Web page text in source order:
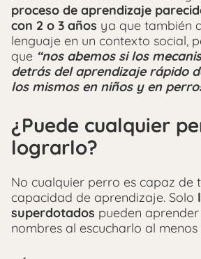
proceso de aprendizaje
con 2 o 3 años ya que también
lenguaje en un contexto social,
que “nos abemos si los
detrás del aprendizaje rápido
los mismos en niños y en
¿Puede cualquier
lograrlo?
No cualquier perro es capaz de
capacidad de aprendizaje. Solo
superdotados pueden
nombres al escucharlo al